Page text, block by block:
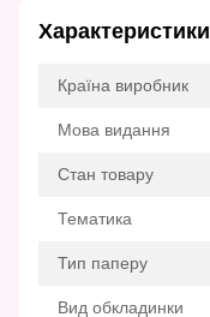
Характеристики
Країна виробник
Мова видання
Стан товару
Тематика
Тип паперу
Вид обкладинки